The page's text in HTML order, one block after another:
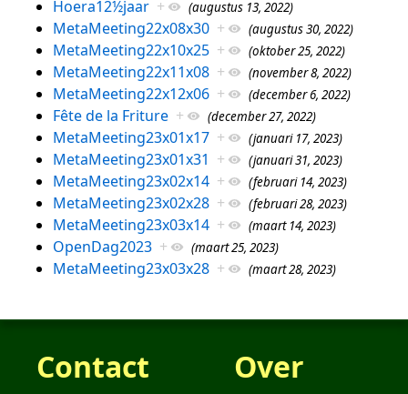
Hoera12½jaar + (augustus 13, 2022)
MetaMeeting22x08x30 + (augustus 30, 2022)
MetaMeeting22x10x25 + (oktober 25, 2022)
MetaMeeting22x11x08 + (november 8, 2022)
MetaMeeting22x12x06 + (december 6, 2022)
Fête de la Friture + (december 27, 2022)
MetaMeeting23x01x17 + (januari 17, 2023)
MetaMeeting23x01x31 + (januari 31, 2023)
MetaMeeting23x02x14 + (februari 14, 2023)
MetaMeeting23x02x28 + (februari 28, 2023)
MetaMeeting23x03x14 + (maart 14, 2023)
OpenDag2023 + (maart 25, 2023)
MetaMeeting23x03x28 + (maart 28, 2023)
Contact Over